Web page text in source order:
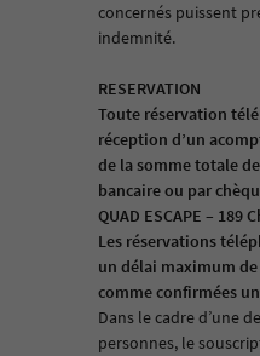
concernés puissent
indemnité.
RESERVATION
Toute réservation
réception d’un
de la somme totale
bancaire ou par
QUAD ESCAPE – 189
Les réservations
un délai maximum
comme confirmées
Dans le cadre d’une
personnes, le